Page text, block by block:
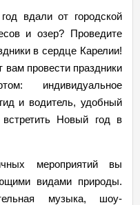
вдали от городской
и озер? Проведите
в сердце Карелии!
провести праздники
индивидуальное
и водитель, удобный
Новый год в
мероприятий вы
видами природы.
музыка, шоу-